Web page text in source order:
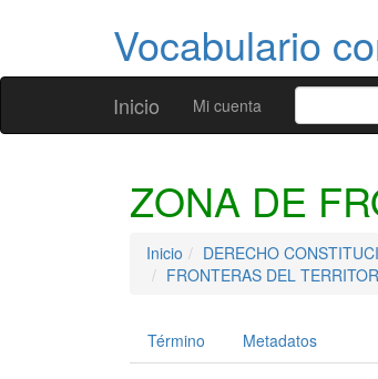
Vocabulario
Inicio Mi cuenta
ZONA DE
Inicio DERECHO
FRONTERAS DEL
Término Metadatos